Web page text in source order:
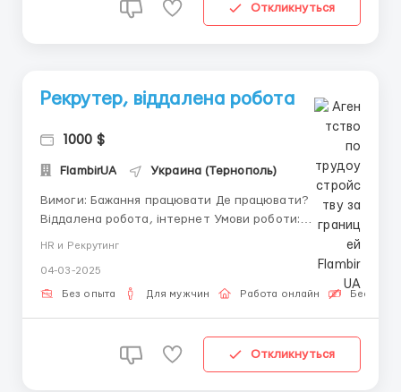
Откликнуться
Рекрутер, віддалена робота
1000 $
FlambirUA Украина (Тернополь)
Вимоги: Бажання працювати Де працювати?
Віддалена робота, інтернет Умови роботи:
HR и Рекрутинг
04-03-2025
Без опыта Для мужчин Работа онлайн
Откликнуться